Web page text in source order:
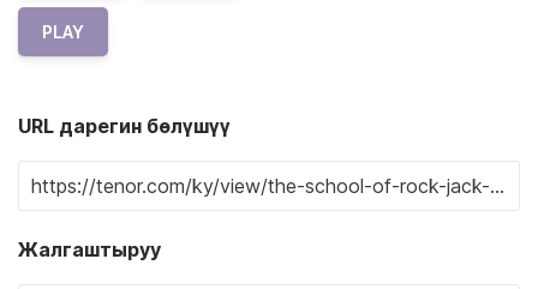
PLAY
URL дарегин бөлүшүү
Жалгаштыруу